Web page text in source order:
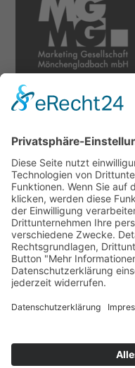
Soziale Netzwerke
Sonstiges
Newsletter